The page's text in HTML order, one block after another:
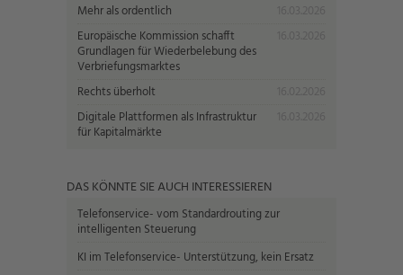
Mehr als ordentlich
Europäische Kommission schafft
Grundlagen für Wiederbelebung des
Verbriefungsmarktes
Rechts überholt
Digitale Plattformen als Infrastruktur
für Kapitalmärkte
DAS KÖNNTE SIE AUCH INTERESSIEREN
Telefonservice- vom Standardrouting zur
intelligenten Steuerung
KI im Telefonservice- Unterstützung, kein Ersatz